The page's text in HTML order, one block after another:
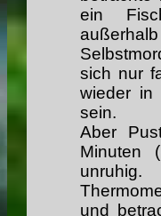
ein
sich nur
wieder in
sein.
Aber
Minuten
und